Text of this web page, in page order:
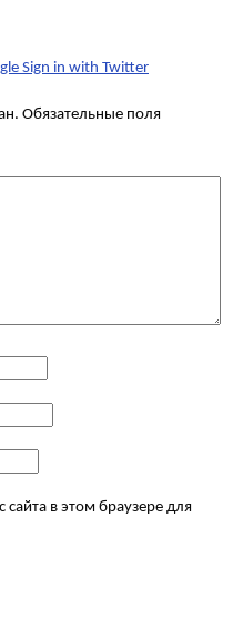
Sign in with Twitter
Обязательные поля
в этом браузере для